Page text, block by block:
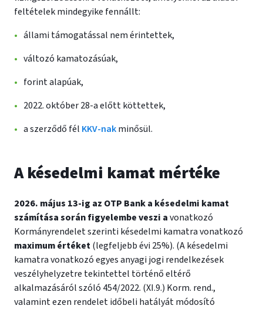
feltételek mindegyike fennállt:
állami támogatással nem érintettek,
változó kamatozásúak,
forint alapúak,
2022. október 28-a előtt köttettek,
a szerződő fél KKV-nakminősül.
A késedelmi kamat mértéke
2026. május 13-ig az OTP Bank a késedelmi kamat
számítása során figyelembe veszi avonatkozó
Kormányrendelet szerinti késedelmi kamatra vonatkozó
maximum értéket(legfeljebb évi 25%). (A késedelmi
kamatra vonatkozó egyes anyagi jogi rendelkezések
veszélyhelyzetre tekintettel történő eltérő
alkalmazásáról szóló 454/2022. (XI.9.) Korm. rend.,
valamint ezen rendelet időbeli hatályát módosító